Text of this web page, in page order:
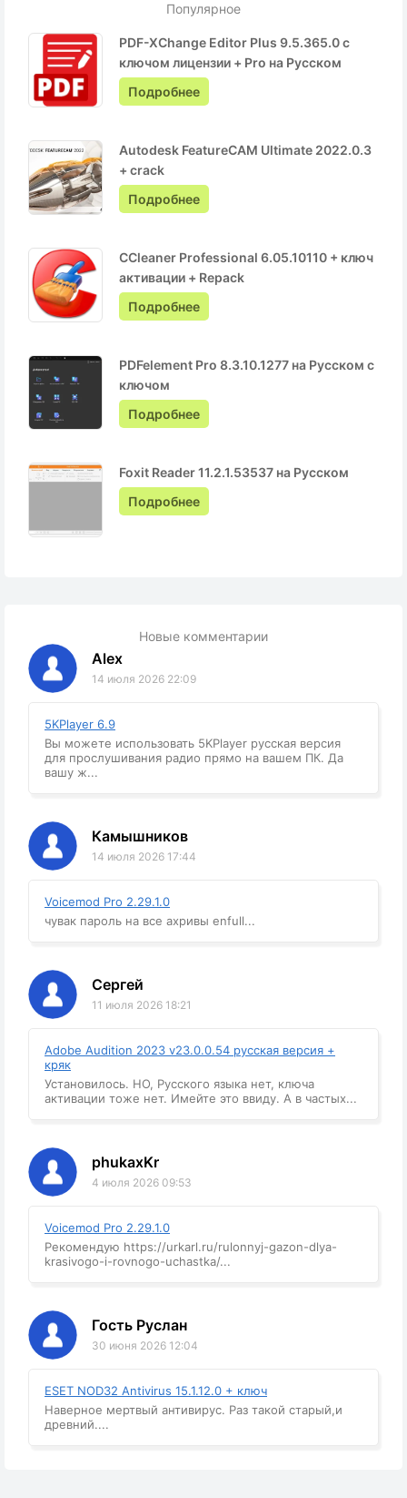
Популярное
PDF-XChange Editor Plus 9.5.365.0 с
ключом лицензии + Pro на Русском
Подробнее
Autodesk FeatureCAM Ultimate 2022.0.3
+ crack
Подробнее
CCleaner Professional 6.05.10110 + ключ
активации + Repack
Подробнее
PDFelement Pro 8.3.10.1277 на Русском с
ключом
Подробнее
Foxit Reader 11.2.1.53537 на Русском
Подробнее
Новые комментарии
Alex
14 июля 2026 22:09
5KPlayer 6.9
Вы можете использовать 5KPlayer русская версия
для прослушивания радио прямо на вашем ПК. Да
вашу ж...
Камышников
14 июля 2026 17:44
Voicemod Pro 2.29.1.0
чувак пароль на все ахривы enfull...
Сергей
11 июля 2026 18:21
Adobe Audition 2023 v23.0.0.54 русская версия +
кряк
Установилось. НО, Русского языка нет, ключа
активации тоже нет. Имейте это ввиду. А в частых...
phukaxKr
4 июля 2026 09:53
Voicemod Pro 2.29.1.0
Рекомендую https://urkarl.ru/rulonnyj-gazon-dlya-
krasivogo-i-rovnogo-uchastka/...
Гость Руслан
30 июня 2026 12:04
ESET NOD32 Antivirus 15.1.12.0 + ключ
Наверное мертвый антивирус. Раз такой старый,и
древний....